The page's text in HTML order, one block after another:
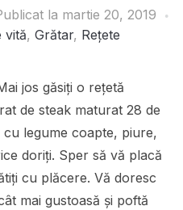
la martie 20, 2019
vită, Grătar, Rețete
jos găsiți o rețetă
de steak maturat 28 de
legume coapte, piure,
doriți. Sper să vă placă
cu plăcere. Vă doresc
mai gustoasă și poftă